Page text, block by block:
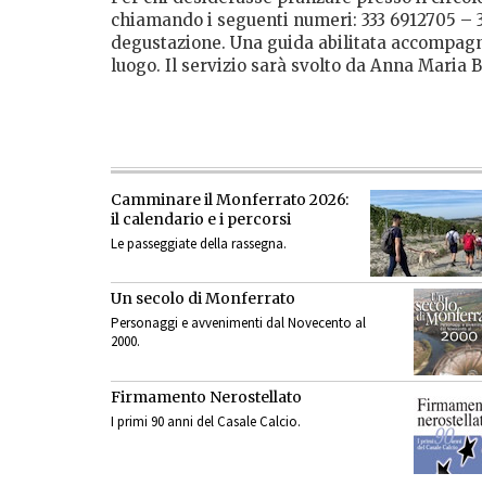
chiamando i seguenti numeri: 333 6912705
degustazione. Una guida abilitata
luogo. Il servizio sarà svolto da Anna Maria
Camminare il Monferrato 2026:
il calendario e i percorsi
Le passeggiate della rassegna.
Un secolo di Monferrato
Personaggi e avvenimenti dal Novecento al
2000.
Firmamento Nerostellato
I primi 90 anni del Casale Calcio.